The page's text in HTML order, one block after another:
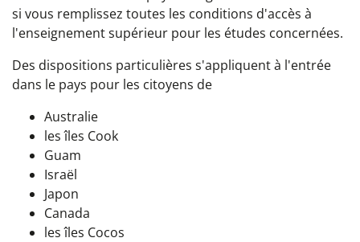
si vous remplissez toutes les conditions d'accès à
l'enseignement supérieur pour les études concernées.
Des dispositions particulières s'appliquent à l'entrée
dans le pays pour les citoyens de
Australie
les îles Cook
Guam
Israël
Japon
Canada
les îles Cocos